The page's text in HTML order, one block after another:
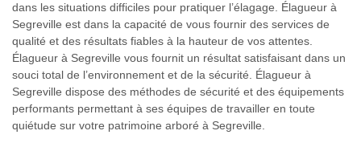
dans les situations difficiles pour pratiquer l’élagage. Élagueur à
Segreville est dans la capacité de vous fournir des services de
qualité et des résultats fiables à la hauteur de vos attentes.
Élagueur à Segreville vous fournit un résultat satisfaisant dans un
souci total de l’environnement et de la sécurité. Élagueur à
Segreville dispose des méthodes de sécurité et des équipements
performants permettant à ses équipes de travailler en toute
quiétude sur votre patrimoine arboré à Segreville.